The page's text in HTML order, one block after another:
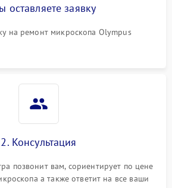
оставляете заявку
на ремонт микроскопа Olympus
2. Консультация
позвонит вам, сориентирует по цене
а также ответит на все ваши